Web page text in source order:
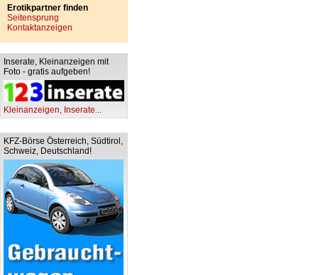
Erotikpartner finden
Seitensprung
Kontaktanzeigen
Inserate, Kleinanzeigen mit
Foto - gratis aufgeben!
Kleinanzeigen, Inserate...
KFZ-Börse Österreich, Südtirol,
Schweiz, Deutschland!